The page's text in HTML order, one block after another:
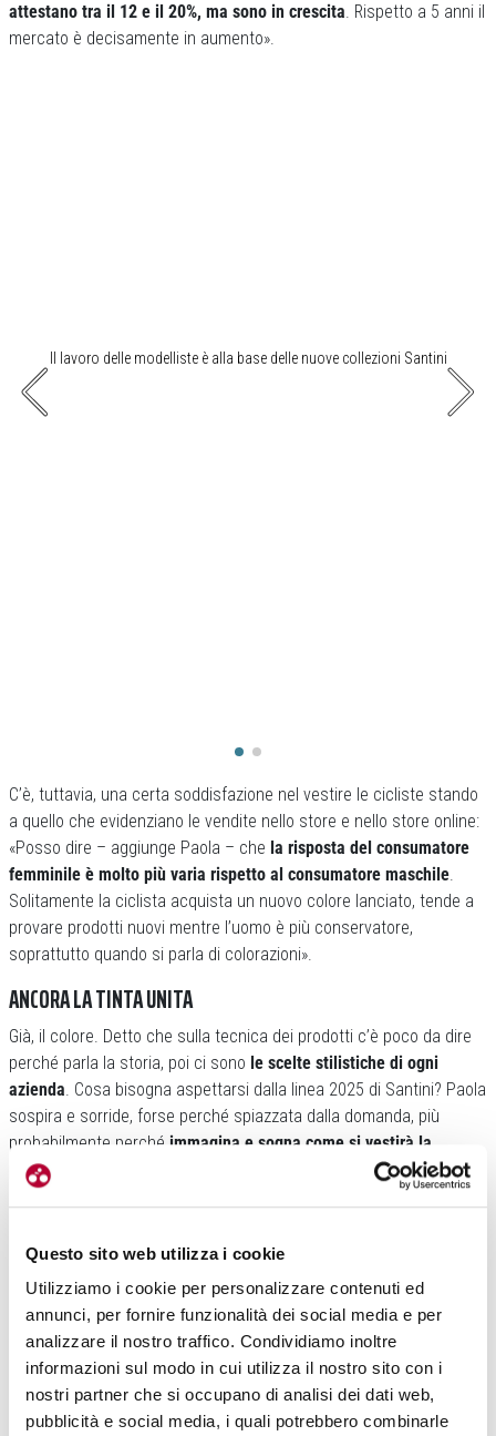
Questo sito web utilizza i cookie
Utilizziamo i cookie per personalizzare contenuti ed
annunci, per fornire funzionalità dei social media e per
analizzare il nostro traffico. Condividiamo inoltre
informazioni sul modo in cui utilizza il nostro sito con i
nostri partner che si occupano di analisi dei dati web,
pubblicità e social media, i quali potrebbero combinarle
attestano tra il 12 e il 20%, ma sono in crescita. Rispetto a 5 anni il
mercato è decisamente in aumento».
Il lavoro delle modelliste è alla base delle nuove collezioni Santini
C’è, tuttavia, una certa soddisfazione nel vestire le cicliste stando
a quello che evidenziano le vendite nello store e nello store online:
«Posso dire – aggiunge Paola – che la risposta del consumatore
femminile è molto più varia rispetto al consumatore maschile.
Solitamente la ciclista acquista un nuovo colore lanciato, tende a
provare prodotti nuovi mentre l’uomo è più conservatore,
soprattutto quando si parla di colorazioni».
ANCORA LA TINTA UNITA
Già, il colore. Detto che sulla tecnica dei prodotti c’è poco da dire
perché parla la storia, poi ci sono le scelte stilistiche di ogni
azienda. Cosa bisogna aspettarsi dalla linea 2025 di Santini? Paola
sospira e sorride, forse perché spiazzata dalla domanda, più
probabilmente perché immagina e sogna come si vestirà la
prossima stagione
«Continuerà ad essere di moda
il blocco di colore, la tinta unita.
Le colorazioni sono molto cambiate negli ultimi anni – spiega –